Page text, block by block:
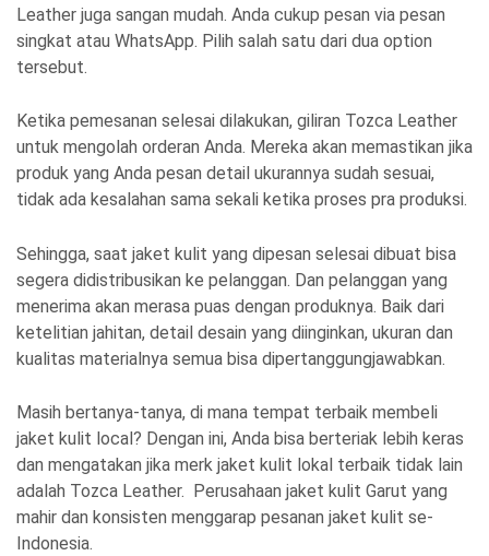
Leather juga sangan mudah. Anda cukup pesan via pesan
singkat atau WhatsApp. Pilih salah satu dari dua option
tersebut.
Ketika pemesanan selesai dilakukan, giliran Tozca Leather
untuk mengolah orderan Anda. Mereka akan memastikan jika
produk yang Anda pesan detail ukurannya sudah sesuai,
tidak ada kesalahan sama sekali ketika proses pra produksi.
Sehingga, saat jaket kulit yang dipesan selesai dibuat bisa
segera didistribusikan ke pelanggan. Dan pelanggan yang
menerima akan merasa puas dengan produknya. Baik dari
ketelitian jahitan, detail desain yang diinginkan, ukuran dan
kualitas materialnya semua bisa dipertanggungjawabkan.
Masih bertanya-tanya, di mana tempat terbaik membeli
jaket kulit local? Dengan ini, Anda bisa berteriak lebih keras
dan mengatakan jika merk jaket kulit lokal terbaik tidak lain
adalah Tozca Leather. Perusahaan jaket kulit Garut yang
mahir dan konsisten menggarap pesanan jaket kulit se-
Indonesia.